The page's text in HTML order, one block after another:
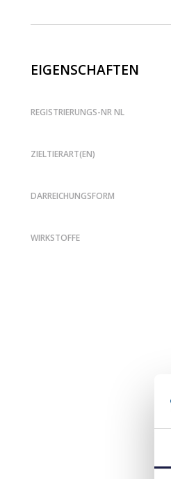
EIGENSCHAFTEN
REGISTRIERUNGS-NR NL
ZIELTIERART(EN)
DARREICHUNGSFORM
WIRKSTOFFE